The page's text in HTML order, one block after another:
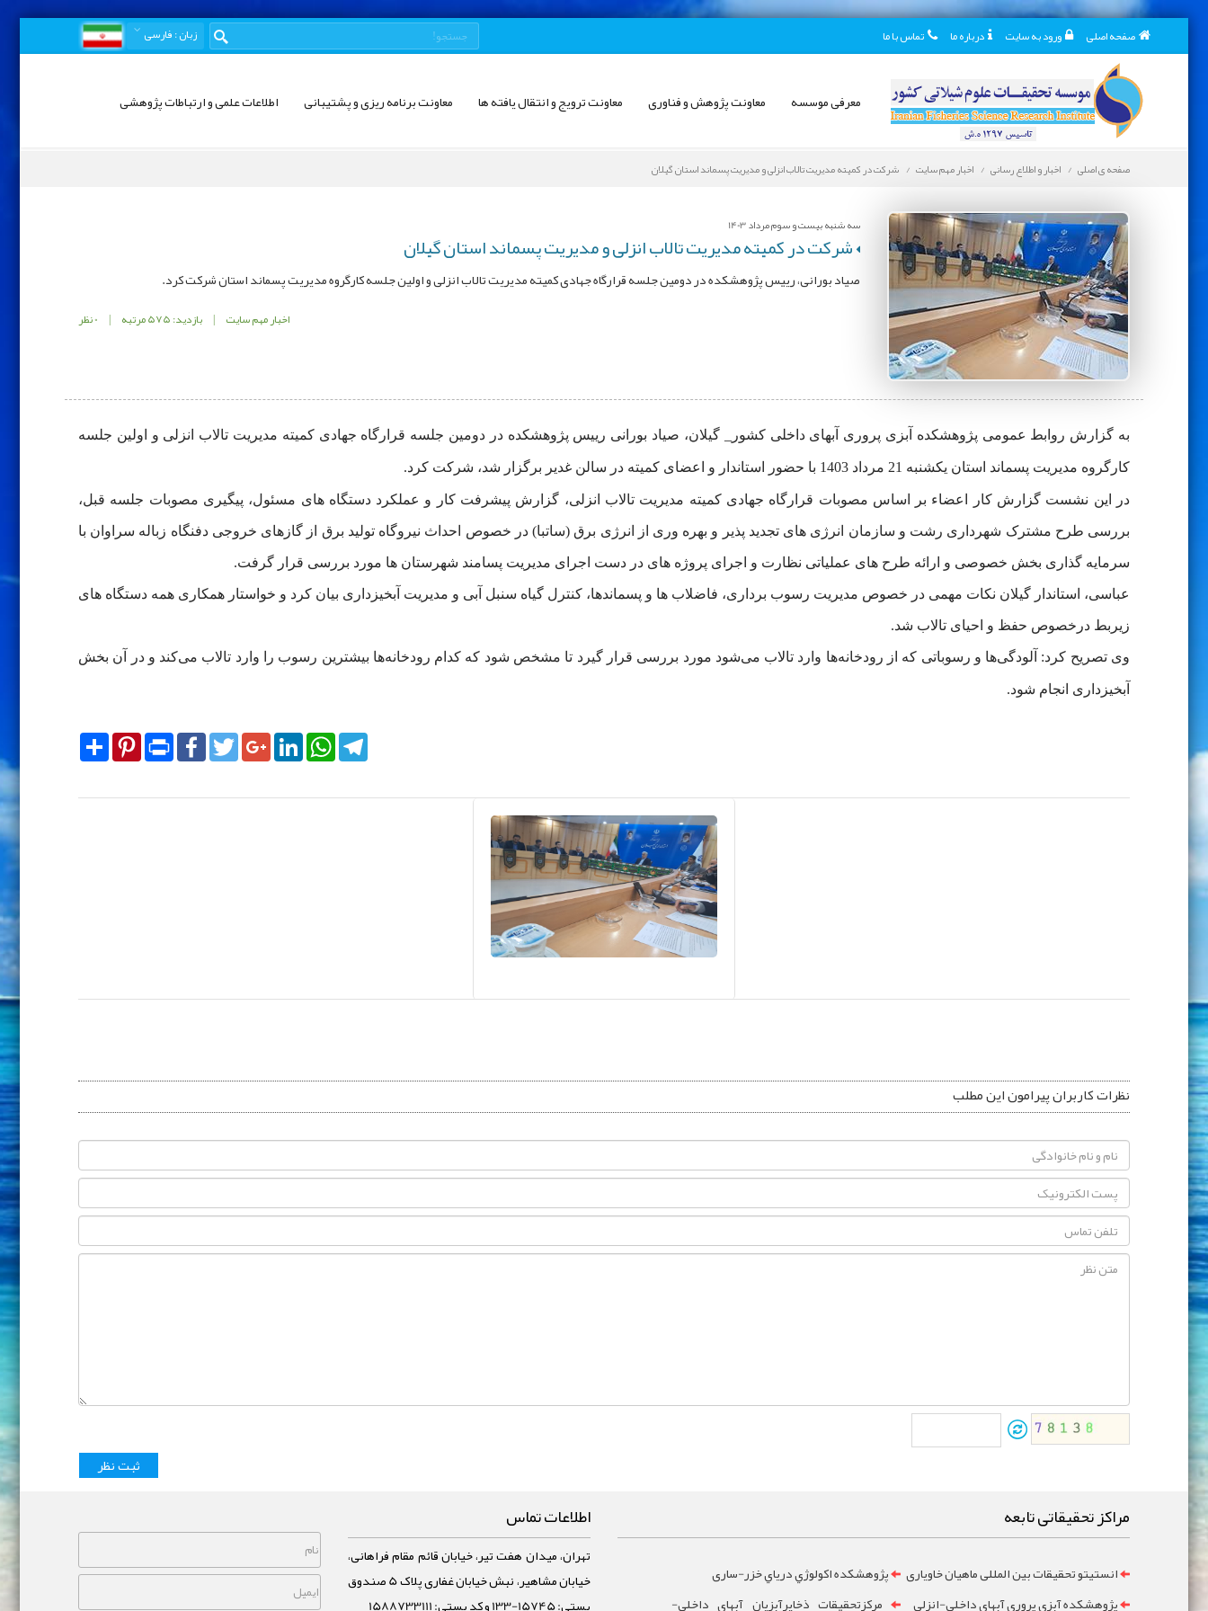
صفحه اصلی ورود به سایت درباره ما تماس با ما زبان: فارسی
معرفی موسسه معاونت پژوهش و فناوری معاونت ترویج و انتقال یافته ها معاونت برنامه ریزی و پشتیبانی اطلاعات علمی و ارتباطات پژوهشی
صفحه ی اصلی اخبار و اطلاع رسانی اخبار مهم سایت شرکت در کمیته مدیریت تالاب انزلی و مدیریت پسماند استان گیلان
سه شنبه بیست و سوم مرداد 1403
شرکت در کمیته مدیریت تالاب انزلی و مدیریت پسماند استان گیلان
صیاد بورانی، رییس پژوهشکده در دومین جلسه قرارگاه جهادی کمیته مدیریت تالاب انزلی و اولین جلسه کارگروه مدیریت پسماند استان شرکت کرد.
اخبار مهم سایت | بازدید: 575 مرتبه | 0 نظر
به گزارش روابط عمومی پژوهشکده آبزی پروری آبهای داخلی کشور_ گیلان، صیاد بورانی رییس پژوهشکده در دومین جلسه قرارگاه جهادی کمیته مدیریت تالاب انزلی و اولین جلسه
کارگروه مدیریت پسماند استان یکشنبه 21 مرداد 1403 با حضور استاندار و اعضای کمیته در سالن غدیر برگزار شد، شرکت کرد.
در این نشست گزارش کار اعضاء بر اساس مصوبات قرارگاه جهادی کمیته مدیریت تالاب انزلی، گزارش پیشرفت کار و عملکرد دستگاه های مسئول، پیگیری مصوبات جلسه قبل،
بررسی طرح مشترک شهرداری رشت و سازمان انرژی های تجدید پذیر و بهره وری از انرژی برق (ساتبا) در خصوص احداث نیروگاه تولید برق از گازهای خروجی دفنگاه زباله سراوان با
سرمایه گذاری بخش خصوصی و ارائه طرح های عملیاتی نظارت و اجرای پروژه های در دست اجرای مدیریت پسامند شهرستان ها مورد بررسی قرار گرفت.
عباسی، استاندار گیلان نکات مهمی در خصوص مدیریت رسوب برداری، فاضلاب ها و پسماندها، کنترل گیاه سنبل آبی و مدیریت آبخیزداری بیان کرد و خواستار همکاری همه دستگاه های
زیربط درخصوص حفظ و احیای تالاب شد.
وی تصریح کرد: آلودگی‌ها و رسوباتی که از رودخانه‌ها وارد تالاب می‌شود مورد بررسی قرار گیرد تا مشخص شود که کدام رودخانه‌ها بیشترین رسوب را وارد تالاب می‌کند و در آن بخش
آبخیزداری انجام شود.
SharePinterest Print
FacebookTwitterGoogle+LinkedInWhatsAppTelegram
نظرات کاربران پیرامون این مطلب
مراکز تحقیقاتی تابعه
انستیتو تحقیقات بین المللی ماهیان خاویاری
پژوهشکده اکولوژي درياي خزر-ساری
پژوهشکده آبزي پروري آبهاي داخلي-انزلي
مرکزتحقيقات ذخايرآبزيان آبهاي داخلي-
اطلاعات تماس
تهران، میدان هفت تیر، خیابان قائم مقام فراهانی،
خیابان مشاهیر، نبش خیابان غفاری پلاک 5 صندوق
پستی: 15745-133 و کد پستی: 1588733111